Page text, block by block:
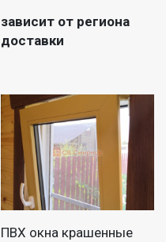
зависит от региона
доставки
ПВХ окна крашенные